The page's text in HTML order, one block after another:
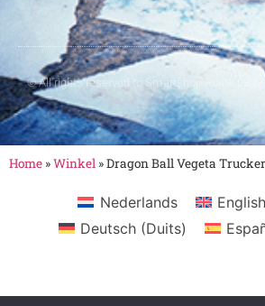
© All rights reserved to Smartshop Route 030 -
Home »Winkel »Dragon Ball Vegeta
Nederlands English
Deutsch (Duits)